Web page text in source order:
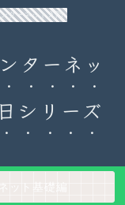
ターネット入門
ターネッ
シリーズ